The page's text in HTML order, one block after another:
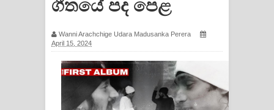
ගීතයේ පද පෙළ
Ras Balan Song Lyrics - රැස් බලන්
ගීතයේ පද පෙළ
Hoda sihiyen Song Lyrics - හොද
ගීතයේ පද පෙළ
Wanni Arachchige Udara Madusanka Perera
April 15, 2024